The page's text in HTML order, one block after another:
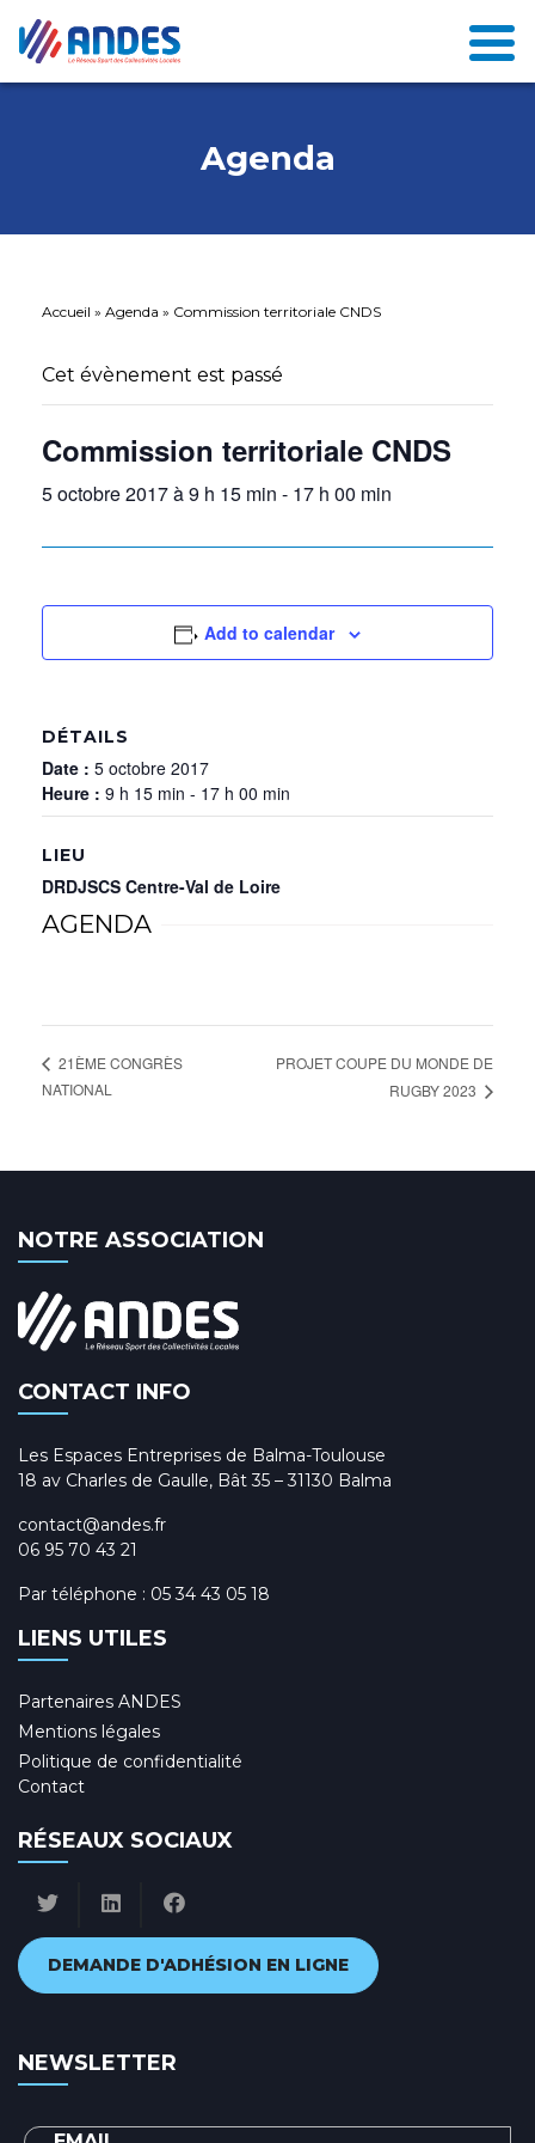
Agenda
Accueil » Agenda » Commission territoriale CNDS
Cet évènement est passé
Commission territoriale CNDS
5 octobre 2017 à 9 h 15 min - 17 h 00 min
Add to calendar
DÉTAILS
Date : 5 octobre 2017
Heure : 9 h 15 min - 17 h 00 min
LIEU
DRDJSCS Centre-Val de Loire
AGENDA
21ÈME CONGRÈS
NATIONAL
PROJET COUPE DU MONDE DE
RUGBY 2023
NOTRE ASSOCIATION
CONTACT INFO
Les Espaces Entreprises de Balma-Toulouse
18 av Charles de Gaulle, Bât 35 – 31130 Balma
contact@andes.fr
06 95 70 43 21
Par téléphone : 05 34 43 05 18
LIENS UTILES
Partenaires ANDES
Mentions légales
Politique de confidentialité
Contact
RÉSEAUX SOCIAUX
DEMANDE D'ADHÉSION EN LIGNE
NEWSLETTER